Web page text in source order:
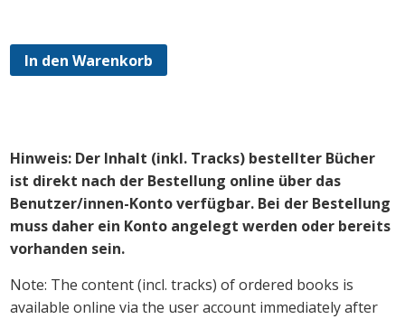
In den Warenkorb
Hinweis: Der Inhalt (inkl. Tracks) bestellter Bücher
ist direkt nach der Bestellung online über das
Benutzer/innen-Konto verfügbar. Bei der Bestellung
muss daher ein Konto angelegt werden oder bereits
vorhanden sein.
Note: The content (incl. tracks) of ordered books is
available online via the user account immediately after